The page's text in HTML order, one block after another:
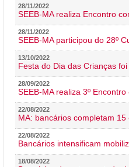
28/11/2022
SEEB-MA realiza Encontro
28/11/2022
SEEB-MA participou do 28º
13/10/2022
Festa do Dia das Crianças
28/09/2022
SEEB-MA realiza 3º
22/08/2022
MA: bancários completam
22/08/2022
Bancários intensificam
18/08/2022